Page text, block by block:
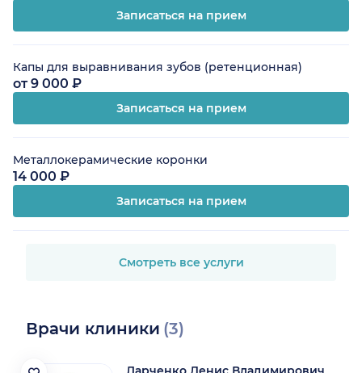
Записаться на прием
Капы для выравнивания зубов (ретенционная)
от 9 000 ₽
Записаться на прием
Металлокерамические коронки
14 000 ₽
Записаться на прием
Смотреть все услуги
Врачи клиники (3)